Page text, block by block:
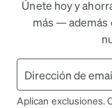
Únete hoy y
más — además
Aplican exclusiones.